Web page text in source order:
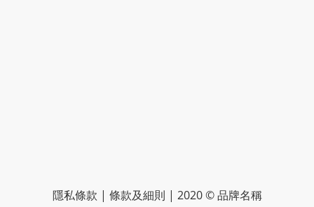
隱私條款 | 條款及細則 | 2020 © 品牌名稱